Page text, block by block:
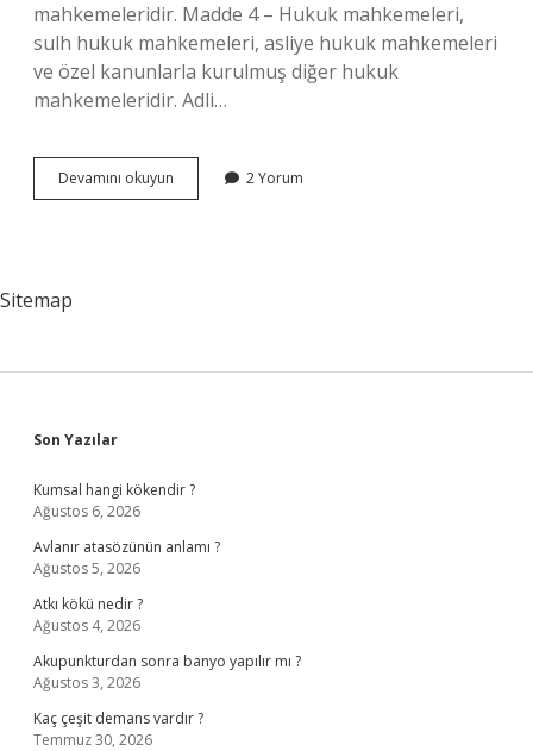
mahkemeleridir. Madde 4 – Hukuk mahkemeleri,
sulh hukuk mahkemeleri, asliye hukuk mahkemeleri
ve özel kanunlarla kurulmuş diğer hukuk
mahkemeleridir. Adli…
Devamını okuyun
Yargı
2 Yorum
Sitemap
Sidebar
Son Yazılar
Kumsal hangi kökendir ?
Ağustos 6, 2026
Avlanır atasözünün anlamı ?
Ağustos 5, 2026
Atkı kökü nedir ?
Ağustos 4, 2026
Akupunkturdan sonra banyo yapılır mı ?
Ağustos 3, 2026
Kaç çeşit demans vardır ?
Temmuz 30, 2026